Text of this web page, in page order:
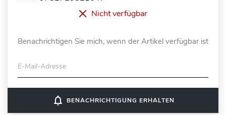
Nicht verfügbar
Benachrichtigen Sie mich, wenn der Artikel verfügbar ist
E-Mail-Adresse
notifications_none BENACHRICHTIGUNG ERHALTEN